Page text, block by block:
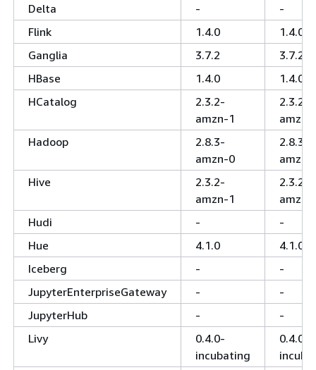
Delta
-
-
Flink
1.4.0
1.4.0
Ganglia
3.7.2
3.7.2
HBase
1.4.0
1.4.0
HCatalog
2.3.2-
amzn-1
2.3.2-
amzn-
Hadoop
2.8.3-
amzn-0
2.8.3-
amzn-
Hive
2.3.2-
amzn-1
2.3.2-
amzn-
Hudi
-
-
Hue
4.1.0
4.1.0
Iceberg
-
-
JupyterEnterpriseGateway
-
-
JupyterHub
-
-
Livy
0.4.0-
incubating
0.4.0-